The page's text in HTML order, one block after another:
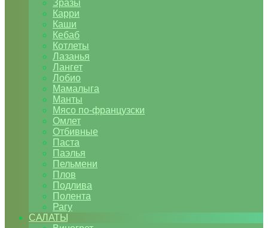
Зразы
Карри
Каши
Кебаб
Котлеты
Лазанья
Лангет
Лобио
Мамалыга
Манты
Мясо по-французски
Омлет
Отбивные
Паста
Паэлья
Пельмени
Плов
Подлива
Полента
Рагу
САЛАТЫ